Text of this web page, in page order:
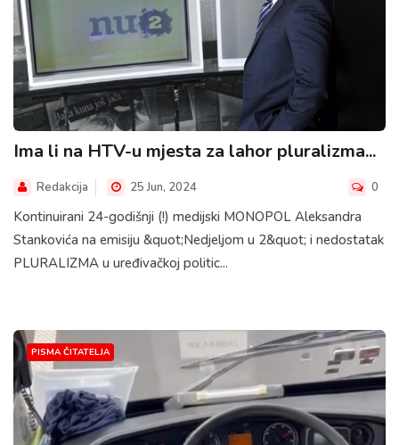
Ima li na HTV-u mjesta za lahor pluralizma...
Redakcija 25 Jun, 2024 0
Kontinuirani 24-godišnji (!) medijski MONOPOL Aleksandra
Stankovića na emisiju &quot;Nedjeljom u 2&quot; i nedostatak
PLURALIZMA u uređivačkoj politic...
PISMA ČITATELJA